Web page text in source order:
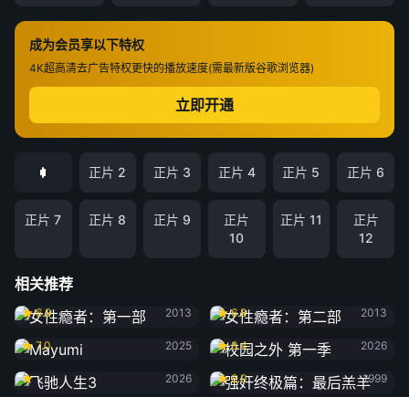
成为会员享以下特权
4K超高清去广告特权更快的播放速度(需最新版谷歌浏览器)
立即开通
正片 2 正片 3 正片 4 正片 5 正片 6
正片 7 正片 8 正片 9
正片
10
正片 11
正片
12
相关推荐
女性瘾者：第一部
6.9
2013
6.8
2013
Mayumi
7.0
2025
校园之外 第一季
8.4
2026
飞驰人生3
2026
强奸终极篇：最后羔羊
8.0
1999
镖人：风起大漠
禁室培欲之爱的俘虏